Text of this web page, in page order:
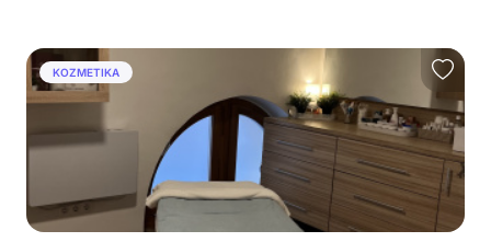
KOZMETIKA